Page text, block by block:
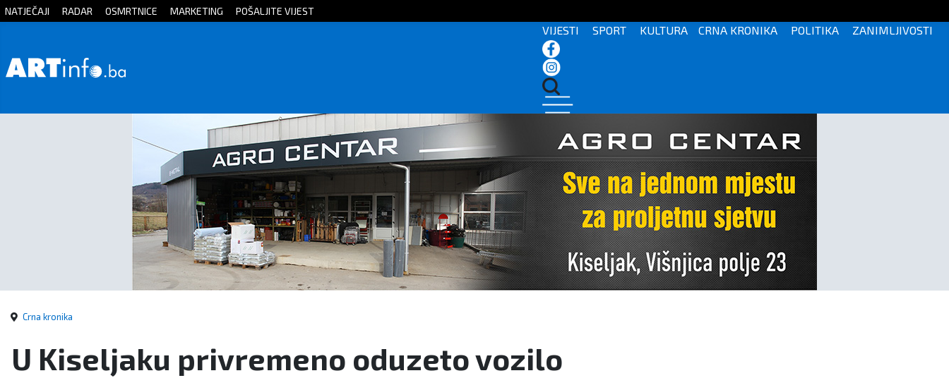
Početna
Zanimljivosti
NATJEČAJI RADAR OSMRTNICE MARKETING POŠALJITE VIJEST
VIJESTI SPORT KULTURA CRNA KRONIKA POLITIKA ZANIMLJIVOSTI
Crna kronika
U Kiseljaku privremeno oduzeto vozilo